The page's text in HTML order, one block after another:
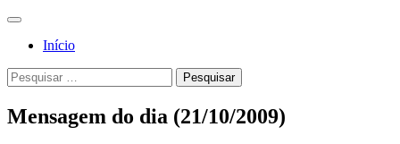
Jornada
Cristã
Para a
Deus, em
comunhão
Menu
Início
Pesquisa
Pesquisar
por:
Mensagem do dia (21/10/2009)